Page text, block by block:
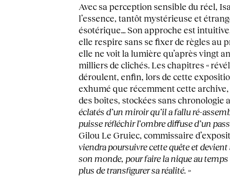
Avec sa perception sensible du réel,
l’essence, tantôt mystérieuse et
ésotérique… Son approche est
elle respire sans se fixer de règles au
elle ne voit la lumière qu’après vingt
milliers de clichés. Les chapitres «
déroulent, enfin, lors de cette
exhumé que récemment cette
des boîtes, stockées sans chronologie
éclatés d’un miroir qu’il a fallu ré-
puisse réfléchir l’ombre diffuse d’un
Gilou Le Gruiec, commissaire
viendra poursuivre cette quête et
son monde, pour faire la nique au
plus de transfigurer sa réalité. »